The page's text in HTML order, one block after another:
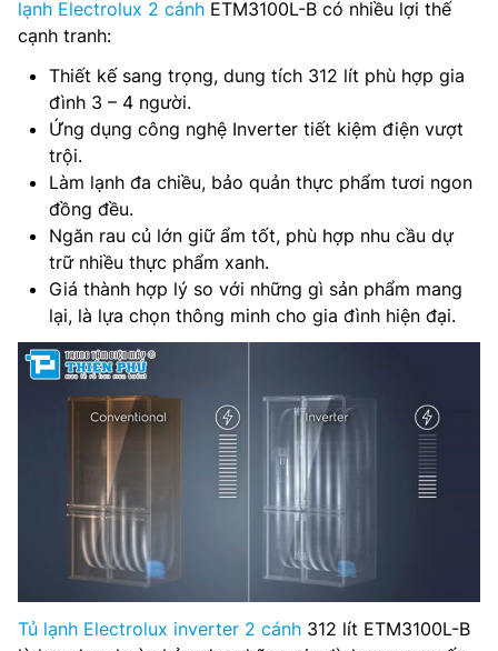
lạnh Electrolux 2 cánh ETM3100L-B có nhiều lợi thế
cạnh tranh:
Thiết kế sang trọng, dung tích 312 lít phù hợp gia
đình 3 – 4 người.
Ứng dụng công nghệ Inverter tiết kiệm điện vượt
trội.
Làm lạnh đa chiều, bảo quản thực phẩm tươi ngon
đồng đều.
Ngăn rau củ lớn giữ ẩm tốt, phù hợp nhu cầu dự
trữ nhiều thực phẩm xanh.
Giá thành hợp lý so với những gì sản phẩm mang
lại, là lựa chọn thông minh cho gia đình hiện đại.
Tủ lạnh Electrolux inverter 2 cánh 312 lít ETM3100L-B